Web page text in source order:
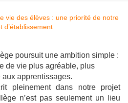
poursuit une ambition simple :
de vie plus agréable, plus
apprentissages.
pleinement dans notre projet
n’est pas seulement un lieu